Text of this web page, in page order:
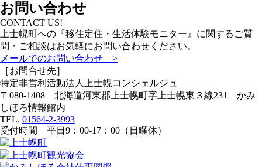
お問い合わせ
CONTACT US!
上士幌町への『移住定住・生活体験モニター』に関するご質
問・ご相談はお気軽にお問い合わせください。
メールでのお問い合わせ >
［お問合せ先］
特定非営利活動法人
上士幌コンシェルジュ
〒080-1408 北海道河東郡上士幌町字上士幌東３線231 かみ
しほろ情報館内
TEL. 01564-2-3993
受付時間 平日9：00-17：00（日曜休）